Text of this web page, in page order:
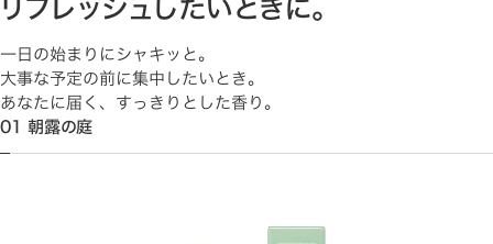
リフレッシュしたいときに。
一日の始まりにシャキッと。
大事な予定の前に集中したいとき。
あなたに届く、すっきりとした香り。
01 朝露の庭